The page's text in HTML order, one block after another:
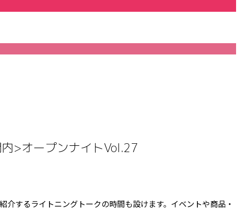
>オープンナイトVol.27
介するライトニングトークの時間も設けます。イベントや商品・